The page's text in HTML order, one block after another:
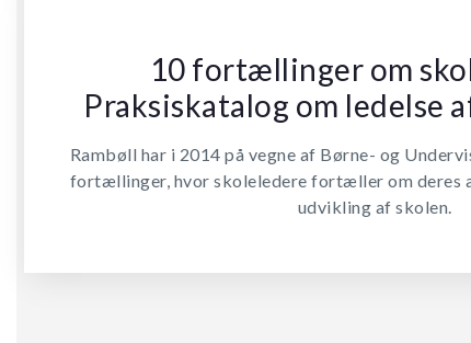
10 fortællinger om
Praksiskatalog om ledelse
Rambøll har i 2014 på vegne af Børne- og
fortællinger, hvor skoleledere fortæller om deres
udvikling af skolen.